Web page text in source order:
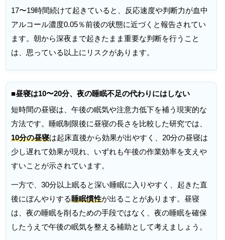
17〜19時間続けて起きていると、反応速度や判断力が血中
アルコール濃度0.05％前後の状態に近づくと報告されてい
ます。朝から深夜まで起きたまま重要な判断を行うこと
は、思っている以上にリスクがあります。
■昼寝は10〜20分、夜の睡眠不足の代わりにはしない
短時間の昼寝は、午後の眠気や注意力低下を補う現実的な
方法です。睡眠制限後に昼寝の長さを比較した研究では、
10分の昼寝は起床直後から効果が出やすく、20分の昼寝は
少し遅れて効果が現れ、いずれも午後の作業効率を支えや
すいことが示されています。
一方で、30分以上眠ると深い睡眠に入りやすく、起きた直
後にぼんやりする睡眠慣性が出ることがあります。昼寝
は、夜の睡眠を削るための手段ではなく、夜の睡眠を確保
したうえで午後の眠気を整える補助として考えましょう。